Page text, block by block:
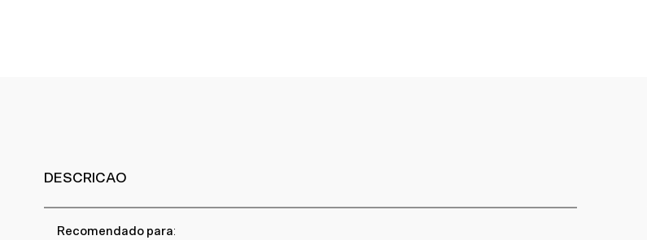
DESCRICAO
Recomendado para: